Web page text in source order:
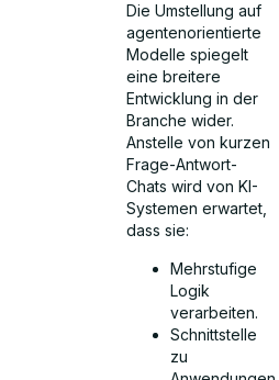
Die Umstellung auf
agentenorientierte
Modelle spiegelt
eine breitere
Entwicklung in der
Branche wider.
Anstelle von kurzen
Frage-Antwort-
Chats wird von KI-
Systemen erwartet,
dass sie:
Mehrstufige
Logik
verarbeiten.
Schnittstelle
zu